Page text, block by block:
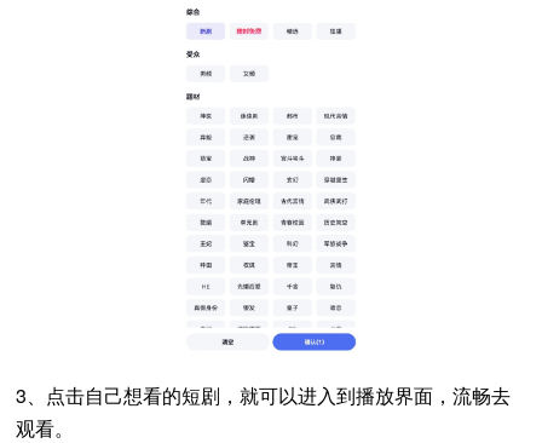
3、点击自己想看的短剧，就可以进入到播放界面，流畅去
观看。